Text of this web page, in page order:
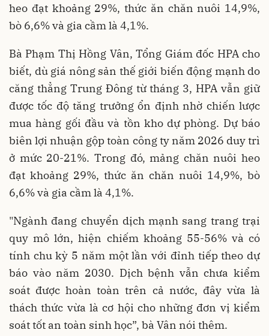
heo đạt khoảng 29%, thức ăn chăn nuôi 14,9%,
bò 6,6% và gia cầm là 4,1%.
Bà Phạm Thị Hồng Vân, Tổng Giám đốc HPA cho
biết, dù giá nông sản thế giới biến động mạnh do
căng thẳng Trung Đông từ tháng 3, HPA vẫn giữ
được tốc độ tăng trưởng ổn định nhờ chiến lược
mua hàng gối đầu và tồn kho dự phòng. Dự báo
biên lợi nhuận gộp toàn công ty năm 2026 duy trì
ở mức 20-21%. Trong đó, mảng chăn nuôi heo
đạt khoảng 29%, thức ăn chăn nuôi 14,9%, bò
6,6% và gia cầm là 4,1%.
"Ngành đang chuyển dịch mạnh sang trang trại
quy mô lớn, hiện chiếm khoảng 55-56% và có
tính chu kỳ 5 năm một lần với đỉnh tiếp theo dự
báo vào năm 2030. Dịch bệnh vẫn chưa kiểm
soát được hoàn toàn trên cả nước, đây vừa là
thách thức vừa là cơ hội cho những đơn vị kiểm
soát tốt an toàn sinh học”, bà Vân nói thêm.